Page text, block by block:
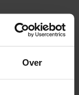
Over